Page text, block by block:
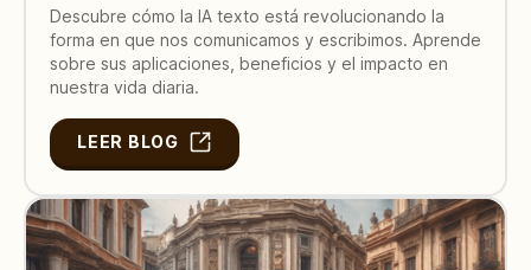
Descubre cómo la IA texto está revolucionando la
forma en que nos comunicamos y escribimos. Aprende
sobre sus aplicaciones, beneficios y el impacto en
nuestra vida diaria.
LEER BLOG